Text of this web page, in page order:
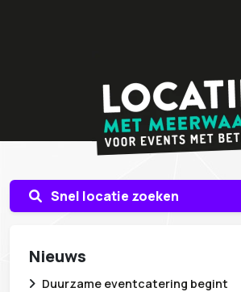
Snel locatie zoeken
Nieuws
Duurzame eventcatering begint